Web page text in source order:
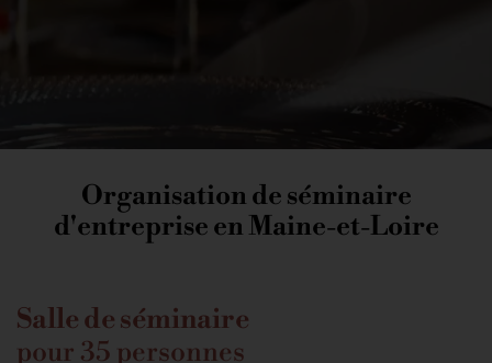
Organisation de séminaire
d'entreprise en Maine-et-Loire
Salle de séminaire
pour 35 personnes